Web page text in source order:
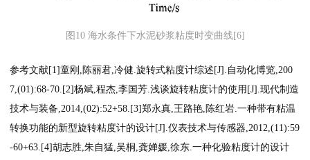
图10 海水条件下水泥砂浆粘度时变曲线[6]
参考文献[1]童刚,陈丽君,冷健.旋转式粘度计综述[J].自动化博览,200
7,(01):68-70.[2]杨斌,程杰,李国芳.浅谈旋转粘度计的使用[J].现代制造
技术与装备,2014,(02):52+58.[3]郑永真,王路艳,陈红岩.一种带有粘温
转换功能的新型旋转粘度计的设计[J].仪表技术与传感器,2012,(11):59
-60+63.[4]胡志胜,朱自猛,吴桐,龚婵媛,徐东.一种化验粘度计的设计